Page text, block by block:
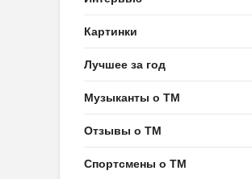
Картинки
Лучшее за год
Музыканты о ТМ
Отзывы о ТМ
Спортсмены о ТМ